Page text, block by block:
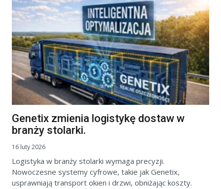
Genetix zmienia logistykę dostaw w
branży stolarki.
16 luty 2026
Logistyka w branży stolarki wymaga precyzji.
Nowoczesne systemy cyfrowe, takie jak Genetix,
usprawniają transport okien i drzwi, obniżając koszty.